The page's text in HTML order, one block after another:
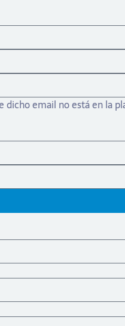
dicho email no está en la